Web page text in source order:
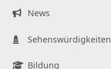
News
Sehenswürdigkeiten
Bildung